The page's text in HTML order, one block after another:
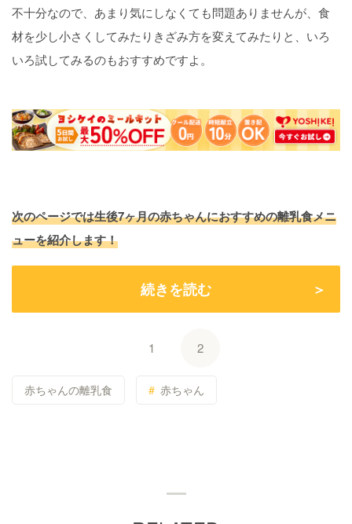
不十分なので、あまり気にしなくても問題ありませんが、食
材を少し小さくしてみたりきざみ方を変えてみたりと、いろ
いろ試してみるのもおすすめですよ。
次のページでは生後7ヶ月の赤ちゃんにおすすめの離乳食メニ
ューを紹介します！
続きを読む
1 2
赤ちゃんの離乳食 赤ちゃん